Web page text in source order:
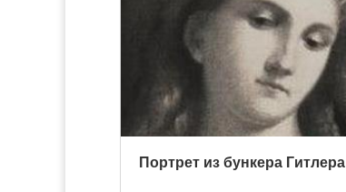
Загадки прошлого
Портрет из бункера Гитлера